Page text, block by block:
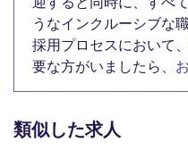
うなインクルーシブな
採用プロセスにおいて
要な方がいましたら、
類似した求人